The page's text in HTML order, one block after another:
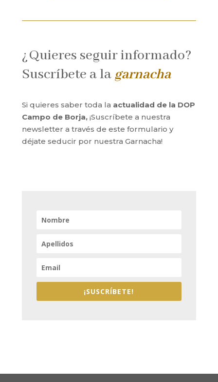
¿Quieres seguir informado?
Suscríbete a la garnacha
Si quieres saber toda la actualidad de la DOP
Campo de Borja,¡Suscríbete a nuestra
newsletter a través de este formulario y
déjate seducir por nuestra Garnacha!
¡SUSCRÍBETE!